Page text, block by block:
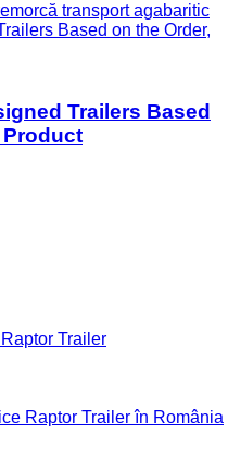
transport agabaritic
Based on the Order,
Trailers Based
Product
Trailer
Raptor Trailer în România